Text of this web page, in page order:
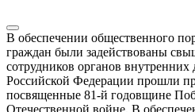
В обеспечении общественного
граждан были задействованы
сотрудников органов внутренних
Российской Федерации прошли
посвященные 81-й годовщине
Отечественной войне. В